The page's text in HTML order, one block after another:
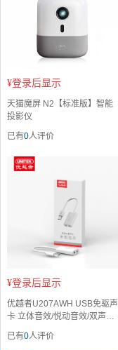
¥登录后显示
天猫魔屏 N2【标准版】智能
投影仪
已有0人评价
¥登录后显示
优越者U207AWH USB免驱声
卡 立体音效/悦动音效/双声道
音效输出
已有0人评价